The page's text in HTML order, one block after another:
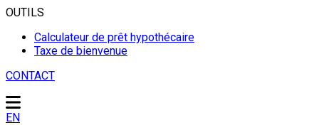
OUTILS
Calculateur de prêt hypothécaire
Taxe de bienvenue
CONTACT
EN